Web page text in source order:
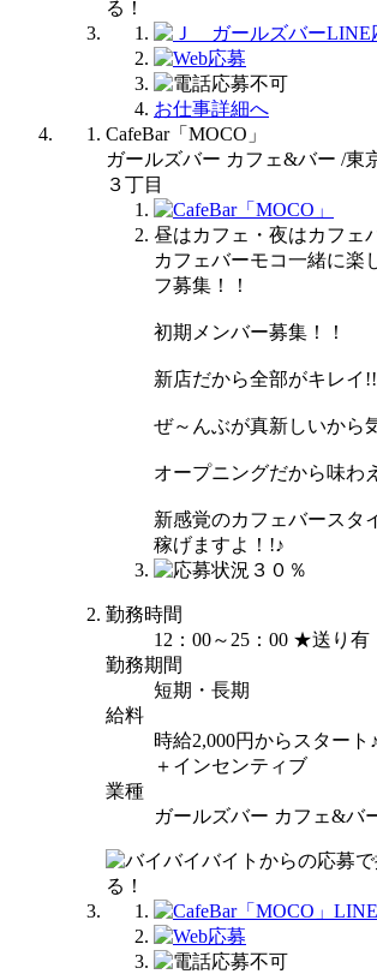
お仕事詳細へ
CafeBar「MOCO」
ガールズバー カフェ&バー /東
３丁目
昼はカフェ・夜はカフェ
カフェバーモコ一緒に楽
フ募集！！
初期メンバー募集！！
新店だから全部がキレイ!!
ぜ～んぶが真新しいから
オープニングだから味わ
新感覚のカフェバースタ
稼げますよ！!♪
勤務時間
12：00～25：00 ★送り有
勤務期間
短期・長期
給料
時給2,000円からスター
＋インセンティブ
業種
ガールズバー カフェ&バ